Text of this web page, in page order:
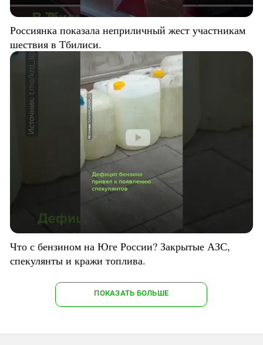
Россиянка показала неприличный жест участникам
шествия в Тбилиси.
Что с бензином на Юге России? Закрытые АЗС,
спекулянты и кражи топлива.
ПОКАЗАТЬ БОЛЬШЕ